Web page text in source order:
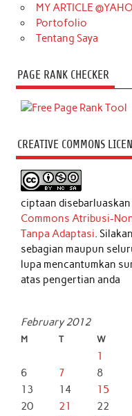
MY ARTICLE
Portofolio
Tentang Saya
PAGE RANK CHECKER
CREATIVE COMMONS
ciptaan disebarluaskan
Commons Atribusi-
Tanpa Adaptasi.
sebagian maupun
lupa mencantumkan
atas pengertian anda
February 2012
M T W
1
6
7 8
13
14 15
20
21 22